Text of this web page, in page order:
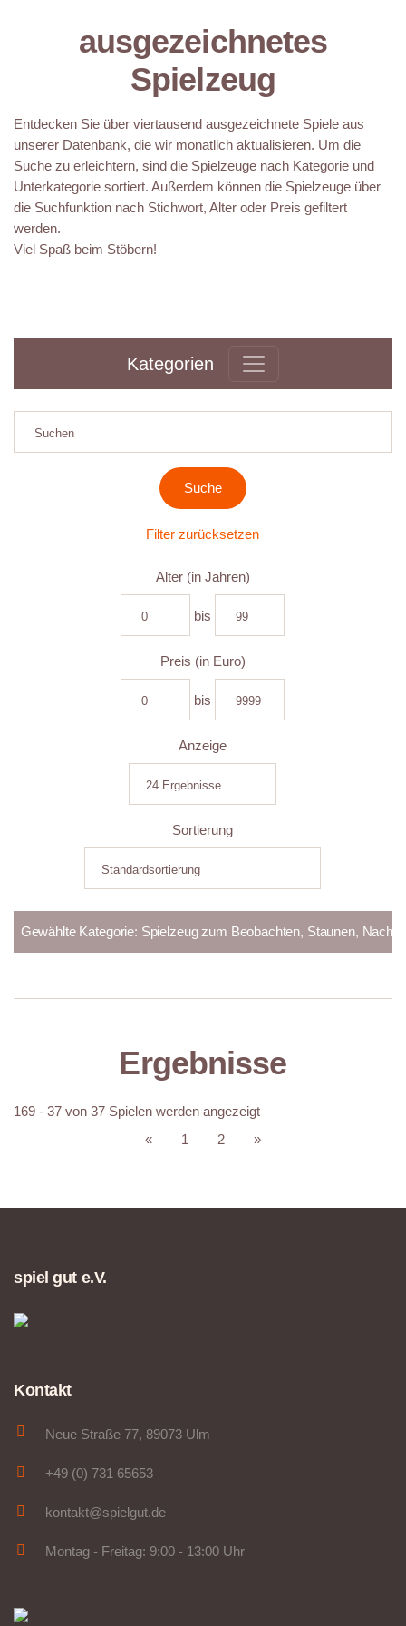
ausgezeichnetes
Spielzeug
Entdecken Sie über viertausend ausgezeichnete Spiele aus
unserer Datenbank, die wir monatlich aktualisieren. Um die
Suche zu erleichtern, sind die Spielzeuge nach Kategorie und
Unterkategorie sortiert. Außerdem können die Spielzeuge über
die Suchfunktion nach Stichwort, Alter oder Preis gefiltert
werden.
Viel Spaß beim Stöbern!
Kategorien
Filter zurücksetzen
Alter (in Jahren)
bis
Preis (in Euro)
bis
Anzeige
Sortierung
Ergebnisse
169 - 37 von 37 Spielen werden angezeigt
«
1 2 »
spiel gut e.V.
Kontakt
Neue Straße 77, 89073 Ulm
+49 (0) 731 65653
kontakt@spielgut.de
Montag - Freitag: 9:00 - 13:00 Uhr